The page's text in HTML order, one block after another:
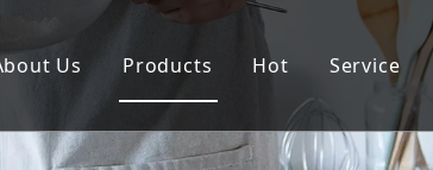
Us Products Hot Service